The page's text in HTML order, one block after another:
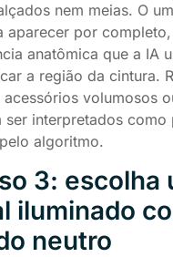
nem meias. O
aparecer por
anatômica que a IA
a região da cintura.
acessórios volumosos
ser interpretados como
algoritmo.
3: escolha
iluminado
neutro